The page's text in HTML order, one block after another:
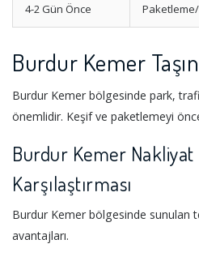
4-2 Gün Önce
Burdur Kemer
Burdur Kemer bölgesinde park,
önemlidir. Keşif ve paketlemeyi
Burdur Kemer
Karşılaştırması
Burdur Kemer bölgesinde sunulan
avantajları.